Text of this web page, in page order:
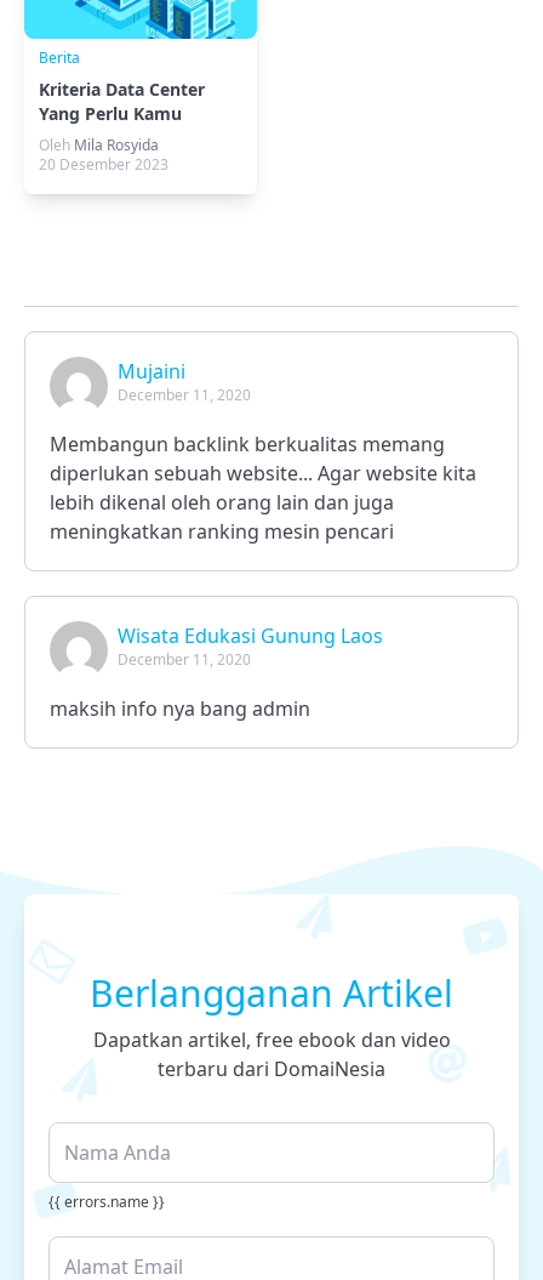
Berita
Kriteria Data Center
Yang Perlu Kamu
Ketahui!
Oleh Mila Rosyida
20 Desember 2023
Mujaini
December 11, 2020
Membangun backlink berkualitas memang
diperlukan sebuah website... Agar website kita
lebih dikenal oleh orang lain dan juga
meningkatkan ranking mesin pencari
Wisata Edukasi Gunung Laos
December 11, 2020
maksih info nya bang admin
Berlangganan Artikel
Dapatkan artikel, free ebook dan video
terbaru dari DomaiNesia
{{ errors.name }}